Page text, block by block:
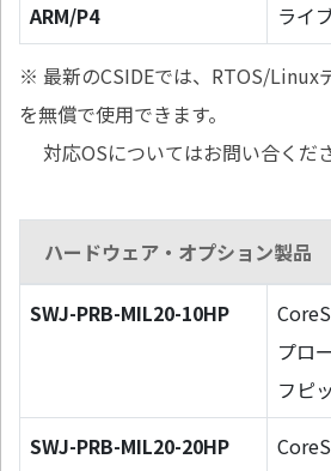
ARM/P4
ライ
※ 最新のCSIDEでは、RTOS/Linux
を無償で使用できます。
対応OSについてはお問い合くださ
ハードウェア・オプション製品
SWJ-PRB-MIL20-10HP
プロ
フピ
SWJ-PRB-MIL20-20HP